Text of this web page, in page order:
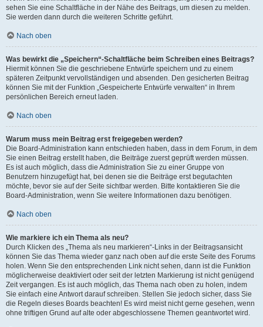
sehen Sie eine Schaltfläche in der Nähe des Beitrags, um diesen zu melden.
Sie werden dann durch die weiteren Schritte geführt.
Nach oben
Was bewirkt die „Speichern“-Schaltfläche beim Schreiben eines Beitrags?
Hiermit können Sie die geschriebene Entwürfe speichern und zu einem
späteren Zeitpunkt vervollständigen und absenden. Den gesicherten Beitrag
können Sie mit der Funktion „Gespeicherte Entwürfe verwalten“ in Ihrem
persönlichen Bereich erneut laden.
Nach oben
Warum muss mein Beitrag erst freigegeben werden?
Die Board-Administration kann entschieden haben, dass in dem Forum, in dem
Sie einen Beitrag erstellt haben, die Beiträge zuerst geprüft werden müssen.
Es ist auch möglich, dass die Administration Sie zu einer Gruppe von
Benutzern hinzugefügt hat, bei denen sie die Beiträge erst begutachten
möchte, bevor sie auf der Seite sichtbar werden. Bitte kontaktieren Sie die
Board-Administration, wenn Sie weitere Informationen dazu benötigen.
Nach oben
Wie markiere ich ein Thema als neu?
Durch Klicken des „Thema als neu markieren“-Links in der Beitragsansicht
können Sie das Thema wieder ganz nach oben auf die erste Seite des Forums
holen. Wenn Sie den entsprechenden Link nicht sehen, dann ist die Funktion
möglicherweise deaktiviert oder seit der letzten Markierung ist nicht genügend
Zeit vergangen. Es ist auch möglich, das Thema nach oben zu holen, indem
Sie einfach eine Antwort darauf schreiben. Stellen Sie jedoch sicher, dass Sie
die Regeln dieses Boards beachten! Es wird meist nicht gerne gesehen, wenn
ohne triftigen Grund auf alte oder abgeschlossene Themen geantwortet wird.